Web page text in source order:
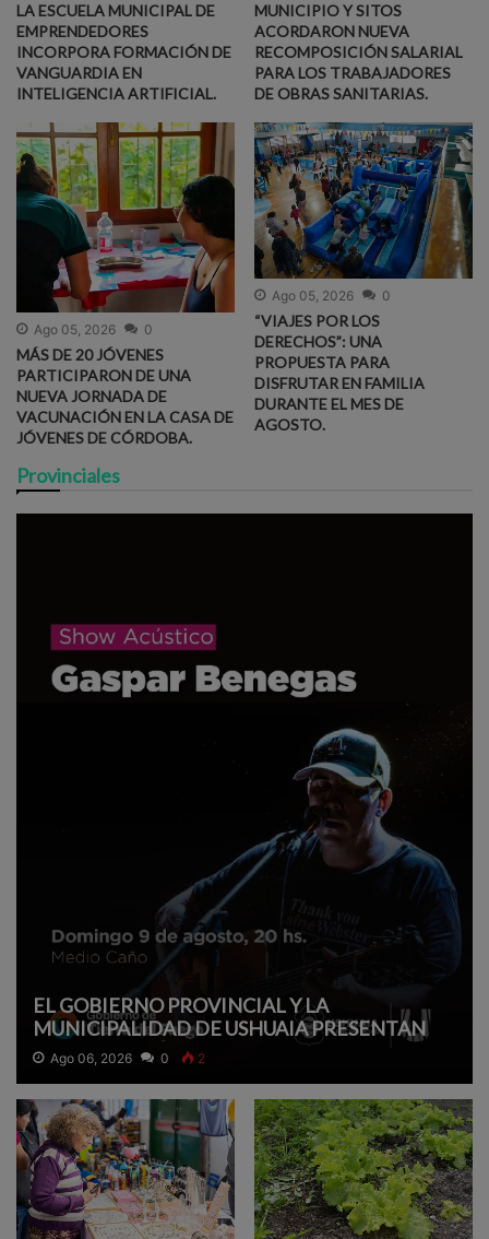
LA ESCUELA MUNICIPAL DE
EMPRENDEDORES
INCORPORA FORMACIÓN DE
VANGUARDIA EN
INTELIGENCIA ARTIFICIAL.
MUNICIPIO Y SITOS
ACORDARON NUEVA
RECOMPOSICIÓN SALARIAL
PARA LOS TRABAJADORES
DE OBRAS SANITARIAS.
Ago 05, 2026 0
MÁS DE 20 JÓVENES
PARTICIPARON DE UNA
NUEVA JORNADA DE
VACUNACIÓN EN LA CASA DE
JÓVENES DE CÓRDOBA.
Ago 05, 2026 0
“VIAJES POR LOS
DERECHOS”: UNA
PROPUESTA PARA
DISFRUTAR EN FAMILIA
DURANTE EL MES DE
AGOSTO.
Provinciales
EL GOBIERNO PROVINCIAL Y LA
MUNICIPALIDAD DE USHUAIA PRESENTAN
UN SHOW ACÚSTICO GRATUITO DE GASPAR
BENEGAS.
Ago 06, 2026 0 2